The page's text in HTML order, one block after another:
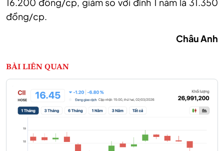
đồng/cp
Châu Anh
BÀI LIÊN QUAN